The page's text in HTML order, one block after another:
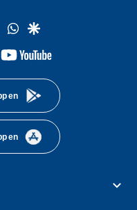
twitterwhatsapp
google
youtube-
en
en